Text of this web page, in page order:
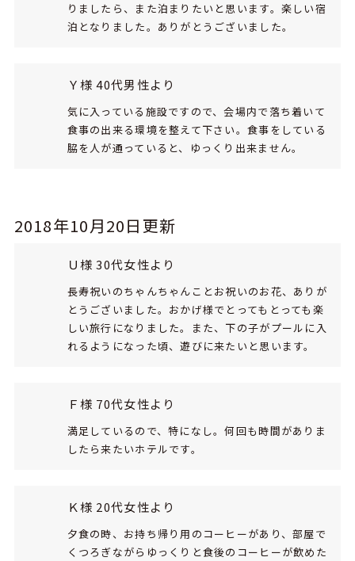
りましたら、また泊まりたいと思います。楽しい宿
泊となりました。ありがとうございました。
Ｙ様 40代男性より
気に入っている施設ですので、会場内で落ち着いて
食事の出来る環境を整えて下さい。食事をしている
脇を人が通っていると、ゆっくり出来ません。
2018年10月20日更新
Ｕ様 30代女性より
長寿祝いのちゃんちゃんことお祝いのお花、ありが
とうございました。おかげ様でとってもとっても楽
しい旅行になりました。また、下の子がプールに入
れるようになった頃、遊びに来たいと思います。
Ｆ様 70代女性より
満足しているので、特になし。何回も時間がありま
したら来たいホテルです。
Ｋ様 20代女性より
夕食の時、お持ち帰り用のコーヒーがあり、部屋で
くつろぎながらゆっくりと食後のコーヒーが飲めた